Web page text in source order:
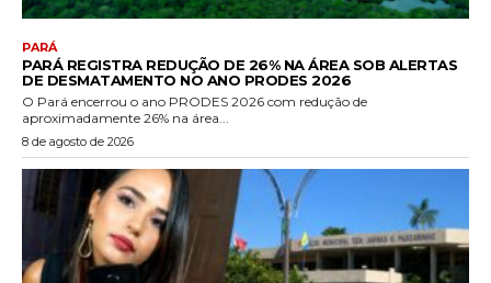
PARÁ
PARÁ REGISTRA REDUÇÃO DE 26% NA ÁREA SOB ALERTAS
DE DESMATAMENTO NO ANO PRODES 2026
O Pará encerrou o ano PRODES 2026 com redução de
aproximadamente 26% na área...
8 de agosto de 2026